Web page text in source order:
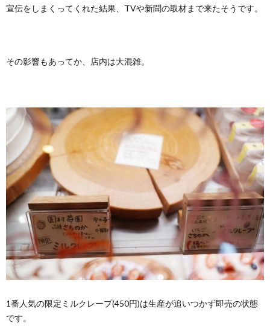
宣伝をしまくってくれた結果、TVや新聞の取材まで来たそうです。
その影響もあってか、店内は大混雑。
1番人気の限定ミルクレープ(450円)は生産が追いつかず即売の状態
です。